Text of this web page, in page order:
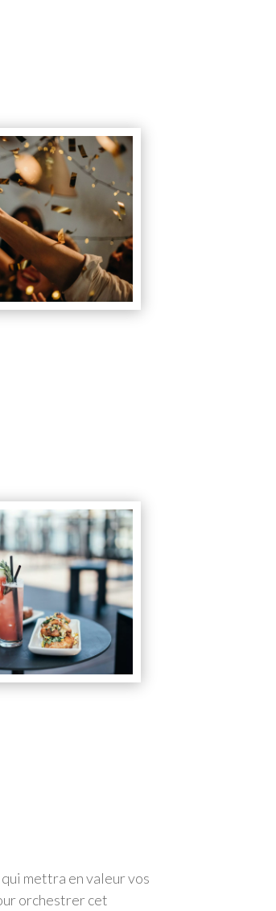
mettra en valeur vos
orchestrer cet